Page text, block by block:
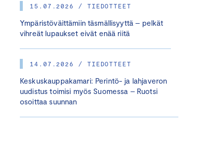
15.07.2026 / TIEDOTTEET
Ympäristöväittämiin täsmällisyyttä – pelkät
vihreät lupaukset eivät enää riitä
14.07.2026 / TIEDOTTEET
Keskuskauppakamari: Perintö- ja lahjaveron
uudistus toimisi myös Suomessa – Ruotsi
osoittaa suunnan